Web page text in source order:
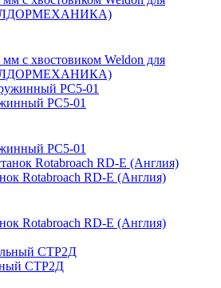
с хвостовиком Weldon для
РС5-01
РС5-01
Rotabroach RD-E (Англия)
Rotabroach RD-E (Англия)
СТР2Д